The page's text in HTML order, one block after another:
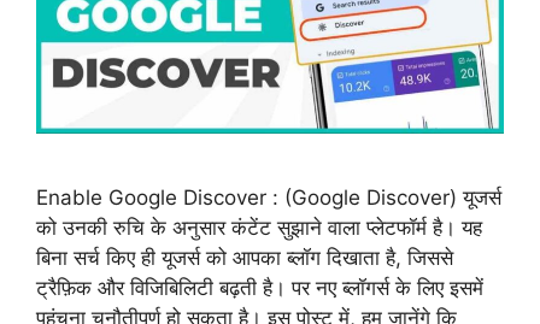
Enable Google Discover : (Google Discover) यूजर्स
को उनकी रुचि के अनुसार कंटेंट सुझाने वाला प्लेटफॉर्म है। यह
बिना सर्च किए ही यूजर्स को आपका ब्लॉग दिखाता है, जिससे
ट्रैफ़िक और विजिबिलिटी बढ़ती है। पर नए ब्लॉगर्स के लिए इसमें
पहुंचना चुनौतीपूर्ण हो सकता है। इस पोस्ट में, हम जानेंगे कि